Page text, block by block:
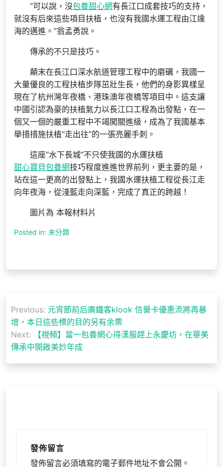
“可以說，沒包養甜心網有長江口成套技巧的支持，
就沒有后來這些項目扶植，也沒有我國水運工程由江達
海的邁進。”翁孟勇說。
傳承的不只是技巧。
顛末在長江口深水航道管理工程中的磨礪，我國一
大量優良的工程扶植步隊茁壯生長，他們的身影異樣呈
現在了杭州灣年夜橋、港珠澳年夜橋等項目中。這支讓
中國引認為豪的扶植氣力以長江口工程為出發點，在一
個又一個的嚴重工程中不竭闖關進級，成為了我國基本
舉措措施扶植“走出往”的一張亮麗手刺。
這座“水下長城”不只使我國的水運扶植
甜心寶貝包養網技巧程度進進世界前列，更主要的是，
站在這一更高的出發點上，我國水運扶植工程從長江走
向年夜海，從淺藍走向深藍，完成了真正的跨越！
圖片為 本報材料片
Posted in: 未分類
章
導
覽
Previous: 元宵節前后廣鐵客klook 信譽卡優惠流將再暴
增，本日這些標的目的另有余票
Next:
【視頻】當一包養網心得漢服趕上永慶坊，在華美
傳承中開啟美妙年成
發佈留言
發佈留言必須填寫的電子郵件地址不會公開。